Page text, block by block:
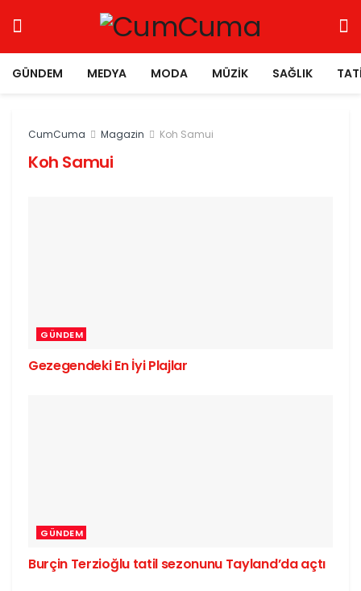
GÜNDEM MEDYA MODA MÜZIK SAĞLIK
CumCuma Magazin Koh Samui
Koh Samui
GÜNDEM
Gezegendeki En İyi Plajlar
GÜNDEM
Burçin Terzioğlu tatil sezonunu Tayland’da açtı